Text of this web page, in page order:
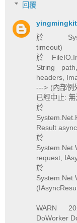
回覆
yingmingkit
於
timeout)
於
String
headers,
---> (內部例
已經中止:
於
Result
於
request,
於
WARN
DoWorker